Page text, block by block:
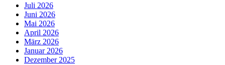
Juli 2026
Juni 2026
Mai 2026
April 2026
März 2026
Januar 2026
Dezember 2025